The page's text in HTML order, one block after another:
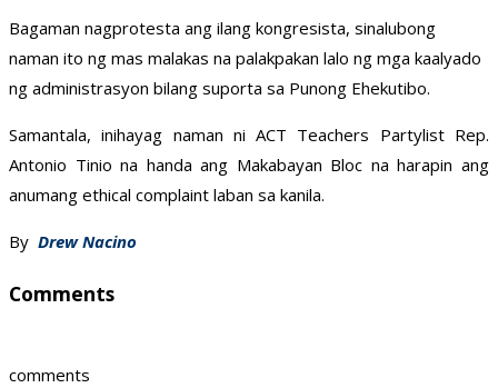
Bagaman nagprotesta ang ilang kongresista, sinalubong
naman ito ng mas malakas na palakpakan lalo ng mga kaalyado
ng administrasyon bilang suporta sa Punong Ehekutibo.
Samantala, inihayag naman ni ACT Teachers Partylist Rep.
Antonio Tinio na handa ang Makabayan Bloc na harapin ang
anumang ethical complaint laban sa kanila.
By Drew Nacino
Comments
comments